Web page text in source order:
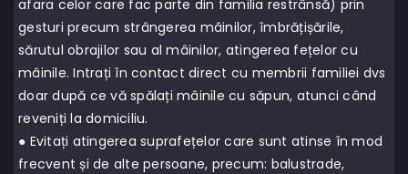
afara celor care fac parte din familia restrânsă) prin
gesturi precum strângerea mâinilor, îmbrățișările,
sărutul obrajilor sau al mâinilor, atingerea fețelor cu
mâinile. Intrați în contact direct cu membrii familiei dvs
doar după ce vă spălați mâinile cu săpun, atunci când
reveniți la domiciliu.
● Evitați atingerea suprafețelor care sunt atinse în mod
frecvent și de alte persoane, precum: balustrade,